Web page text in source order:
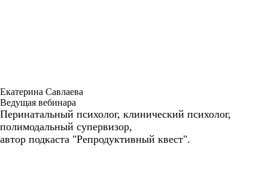
Екатерина Савлаева
Ведущая вебинара
Перинатальный психолог, клинический психолог,
полимодальный супервизор,
автор подкаста "Репродуктивный квест".